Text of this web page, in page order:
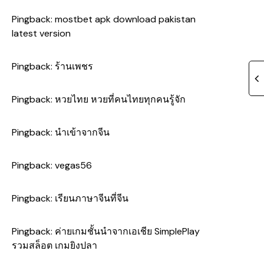
Pingback: mostbet apk download pakistan
latest version
Pingback: ร้านเพชร
Pingback: หวยไทย หวยที่คนไทยทุกคนรู้จัก
Pingback: นำเข้าจากจีน
Pingback: vegas56
Pingback: เรียนภาษาจีนที่จีน
Pingback: ค่ายเกมชั้นนำจากเอเชีย SimplePlay
รวมสล็อต เกมยิงปลา